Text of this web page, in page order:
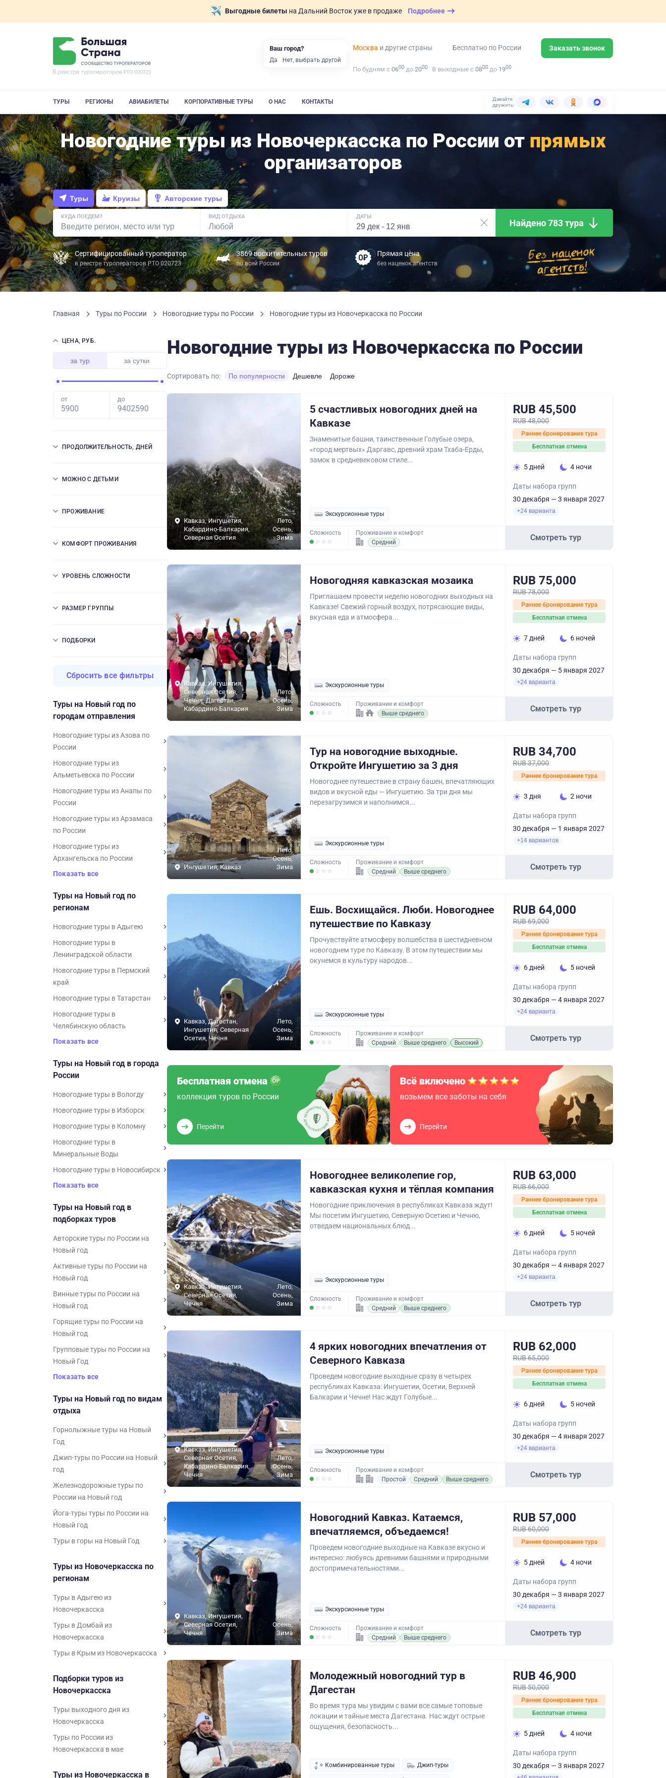
Выгодные билеты на Дальний Восток уже в продаже Подробнее
Москва и другие страны Бесплатно по России Заказать звонок
По будням с 0600 до 2000 В выходные с 0800 до 1900
ТУРЫ РЕГИОНЫ АВИАБИЛЕТЫ КОРПОРАТИВНЫЕ ТУРЫ О НАС КОНТАКТЫ
Давайте
дружить:
Новогодние туры из Новочеркасска по России от прямых
организаторов
Туры Круизы Авторские туры
КУДА ПОЕДЕМ? ВИД ОТДЫХА ДАТЫ
Найдено 783 тура
Сертифицированный туроператор
в реестре туроператоров РТО 020723
3869 восхитительных туров
по всей России
Прямая цена
без наценок агентств
Главная Туры по России Новогодние туры по России Новогодние туры из Новочеркасска по России
ЦЕНА, РУБ.
за тур за сутки
от до
ПРОДОЛЖИТЕЛЬНОСТЬ, ДНЕЙ
МОЖНО С ДЕТЬМИ
ПРОЖИВАНИЕ
КОМФОРТ ПРОЖИВАНИЯ
УРОВЕНЬ СЛОЖНОСТИ
РАЗМЕР ГРУППЫ
ПОДБОРКИ
Сбросить все фильтры
Туры на Новый год по
городам отправления
Новогодние туры из Азова по
России
Новогодние туры из
Альметьевска по России
Новогодние туры из Анапы по
России
Новогодние туры из Арзамаса
по России
Новогодние туры из
Архангельска по России
Показать все
Туры на Новый год по
регионам
Новогодние туры в Адыгею
Новогодние туры в
Ленинградской области
Новогодние туры в Пермский
край
Новогодние туры в Татарстан
Новогодние туры в
Челябинскую область
Показать все
Туры на Новый год в города
России
Новогодние туры в Вологду
Новогодние туры в Изборск
Новогодние туры в Коломну
Новогодние туры в
Минеральные Воды
Новогодние туры в Новосибирск
Показать все
Туры на Новый год в
подборках туров
Авторские туры по России на
Новый год
Активные туры по России на
Новый год
Винные туры по России на
Новый год
Горящие туры по России на
Новый год
Групповые туры по России на
Новый Год
Показать все
Туры на Новый год по видам
отдыха
Горнолыжные туры на Новый
Год
Джип-туры по России на Новый
год
Железнодорожные туры по
России на Новый год
Йога-туры туры по России на
Новый год
Туры в горы на Новый Год
Туры из Новочеркасска по
регионам
Туры в Адыгею из
Новочеркасска
Туры в Домбай из
Новочеркасска
Туры в Крым из Новочеркасска
Подборки туров из
Новочеркасска
Туры выходного дня из
Новочеркасска
Туры по России из
Новочеркасска в мае
Туры из Новочеркасска в
Новогодние туры из Новочеркасска по России
Сортировать по: По популярности Дешевле Дороже
Кавказ, Ингушетия,
Кабардино-Балкария,
Северная Осетия
Лето,
Осень,
Зима
5 счастливых новогодних дней на
Кавказе
Знаменитые башни, таинственные Голубые озера,
«город мертвых» Даргавс, древний храм Тхаба-Ерды,
замок в средневековом стиле...
Экскурсионные туры
Сложность
Проживание и комфорт
Средний
RUB 45,500
RUB 48,000
Раннее бронирование тура
Бесплатная отмена
5 дней 4 ночи
Даты набора групп
30 декабря — 3 января 2027
+24 варианта
Смотреть тур
Кавказ, Ингушетия,
Северная Осетия,
Чечня, Дагестан,
Кабардино-Балкария
Лето,
Осень,
Зима
Новогодняя кавказская мозаика
Приглашаем провести неделю новогодних выходных на
Кавказе! Свежий горный воздух, потрясающие виды,
вкусная еда и атмосфера...
Экскурсионные туры
Сложность
Проживание и комфорт
Выше среднего
RUB 75,000
RUB 78,000
Раннее бронирование тура
Бесплатная отмена
7 дней 6 ночей
Даты набора групп
30 декабря — 5 января 2027
+24 варианта
Смотреть тур
Ингушетия, Кавказ
Лето,
Осень,
Зима
Тур на новогодние выходные.
Откройте Ингушетию за 3 дня
Новогоднее путешествие в страну башен, впечатляющих
видов и вкусной еды — Ингушетию. За три дня мы
перезагрузимся и наполнимся...
Экскурсионные туры
Сложность
Проживание и комфорт
Средний
Выше среднего
RUB 34,700
RUB 37,000
Раннее бронирование тура
3 дня 2 ночи
Даты набора групп
30 декабря — 1 января 2027
+14 вариантов
Смотреть тур
Кавказ, Дагестан,
Ингушетия, Северная
Осетия, Чечня
Лето,
Осень,
Зима
Ешь. Восхищайся. Люби. Новогоднее
путешествие по Кавказу
Прочувствуйте атмосферу волшебства в шестидневном
новогоднем туре по Кавказу. В этом путешествии мы
окунемся в культуру народов...
Экскурсионные туры
Сложность
Проживание и комфорт
Средний
Выше среднего Высокий
RUB 64,000
RUB 69,000
Раннее бронирование тура
Бесплатная отмена
6 дней 5 ночей
Даты набора групп
30 декабря — 4 января 2027
+24 варианта
Смотреть тур
Бесплатная отмена
коллекция туров по России
Перейти
Всё включено
возьмем все заботы на себя
Перейти
Кавказ, Ингушетия,
Северная Осетия,
Чечня
Лето,
Осень,
Зима
Новогоднее великолепие гор,
кавказская кухня и тёплая компания
Новогодние приключения в республиках Кавказа ждут!
Мы посетим Ингушетию, Северную Осетию и Чечню,
отведаем национальных блюд...
Экскурсионные туры
Сложность
Проживание и комфорт
Средний
Выше среднего
RUB 63,000
RUB 66,000
Раннее бронирование тура
Бесплатная отмена
6 дней 5 ночей
Даты набора групп
30 декабря — 4 января 2027
+24 варианта
Смотреть тур
Кавказ, Ингушетия,
Северная Осетия,
Кабардино-Балкария,
Чечня
Лето,
Осень,
Зима
4 ярких новогодних впечатления от
Северного Кавказа
Проведем новогодние выходные сразу в четырех
республиках Кавказа: Ингушетии, Осетии, Верхней
Балкарии и Чечне! Нас ждут Голубые...
Экскурсионные туры
Сложность
Проживание и комфорт
Простой
Средний Выше среднего
RUB 62,000
RUB 65,000
Раннее бронирование тура
Бесплатная отмена
6 дней 5 ночей
Даты набора групп
30 декабря — 4 января 2027
+24 варианта
Смотреть тур
Кавказ, Ингушетия,
Северная Осетия,
Чечня
Лето,
Осень,
Зима
Новогодний Кавказ. Катаемся,
впечатляемся, объедаемся!
Проведем новогодние выходные на Кавказе вкусно и
интересно: любуясь древними башнями и природными
достопримечательностями...
Экскурсионные туры
Сложность
Проживание и комфорт
Средний
Выше среднего
RUB 57,000
RUB 60,000
Раннее бронирование тура
5 дней 4 ночи
Даты набора групп
30 декабря — 3 января 2027
+24 варианта
Смотреть тур
Молодежный новогодний тур в
Дагестан
Во время тура мы увидим с вами все самые топовые
локации и тайные места Дагестана. Нас ждут острые
ощущения, безопасность...
Комбинированные туры Джип-туры
RUB 46,900
RUB 50,000
Раннее бронирование тура
Бесплатная отмена
5 дней 4 ночи
Даты набора групп
30 декабря — 3 января 2027
Ваш город?
Да Нет, выбрать другой